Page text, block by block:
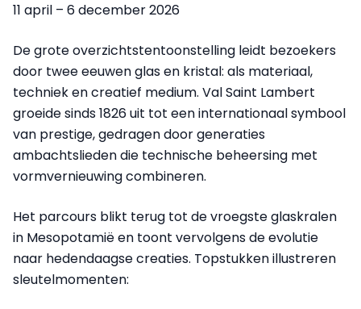
11 april – 6 december 2026
De grote overzichtstentoonstelling leidt bezoekers
door twee eeuwen glas en kristal: als materiaal,
techniek en creatief medium. Val Saint Lambert
groeide sinds 1826 uit tot een internationaal symbool
van prestige, gedragen door generaties
ambachtslieden die technische beheersing met
vormvernieuwing combineren.
Het parcours blikt terug tot de vroegste glaskralen
in Mesopotamië en toont vervolgens de evolutie
naar hedendaagse creaties. Topstukken illustreren
sleutelmomenten: